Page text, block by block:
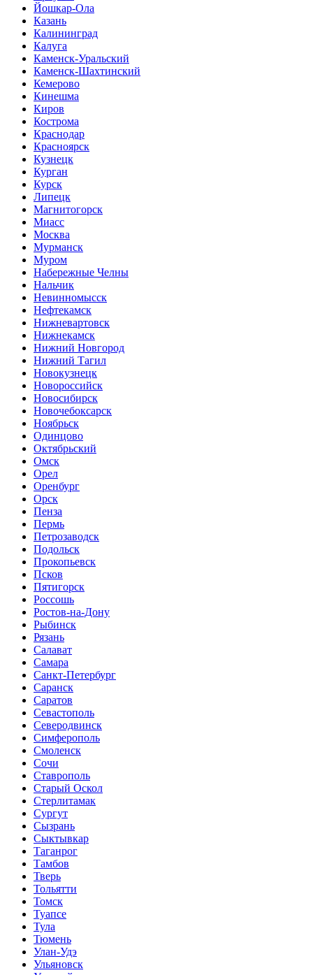
Йошкар-Ола
Казань
Калининград
Калуга
Каменск-Уральский
Каменск-Шахтинский
Кемерово
Кинешма
Киров
Кострома
Краснодар
Красноярск
Кузнецк
Курган
Курск
Липецк
Магнитогорск
Миасс
Москва
Мурманск
Муром
Набережные Челны
Нальчик
Невинномысск
Нефтекамск
Нижневартовск
Нижнекамск
Нижний Новгород
Нижний Тагил
Новокузнецк
Новороссийск
Новосибирск
Новочебоксарск
Ноябрьск
Одинцово
Октябрьский
Омск
Орел
Оренбург
Орск
Пенза
Пермь
Петрозаводск
Подольск
Прокопьевск
Псков
Пятигорск
Россошь
Ростов-на-Дону
Рыбинск
Рязань
Салават
Самара
Санкт-Петербург
Саранск
Саратов
Севастополь
Северодвинск
Симферополь
Смоленск
Сочи
Ставрополь
Старый Оскол
Стерлитамак
Сургут
Сызрань
Сыктывкар
Таганрог
Тамбов
Тверь
Тольятти
Томск
Туапсе
Тула
Тюмень
Улан-Удэ
Ульяновск